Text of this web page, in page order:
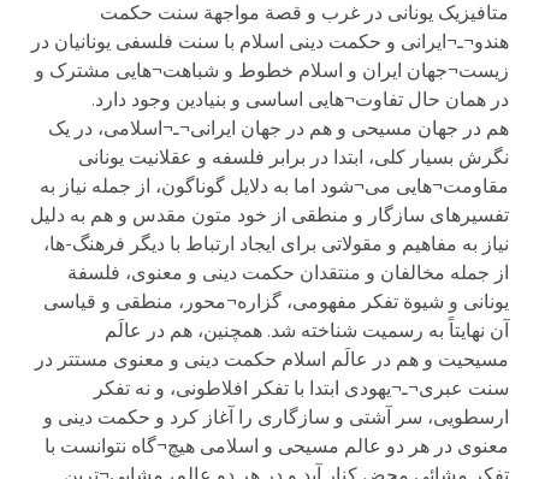
متافیزیک یونانی در غرب و قصة مواجهة سنت حکمت
هندو¬ـ¬ایرانی و حکمت دینی اسلام با سنت فلسفی یونانیان در
زیست¬جهان ایران و اسلام خطوط و شباهت¬هایی مشترک و
در همان حال تفاوت¬هایی اساسی و بنیادین وجود دارد.
هم در جهان مسیحی و هم در جهان ایرانی¬ـ¬اسلامی، در یک
نگرش بسیار کلی، ابتدا در برابر فلسفه و عقلانیت یونانی
مقاومت¬هایی می¬شود اما به دلایل گوناگون، از جمله نیاز به
تفسیرهای سازگار و منطقی از خود متون مقدس و هم به دلیل
نیاز به مفاهیم و مقولاتی برای ایجاد ارتباط با دیگر فرهنگ-ها،
از جمله مخالفان و منتقدان حکمت دینی و معنوی، فلسفة
یونانی و شیوة تفکر مفهومی، گزاره¬محور، منطقی و قیاسی
آن نهایتاً به رسمیت شناخته شد. همچنین، هم در عالَم
مسیحیت و هم در عالَم اسلام حکمت دینی و معنوی مستتر در
سنت عبری¬ـ¬یهودی ابتدا با تفکر افلاطونی، و نه تفکر
ارسطویی، سر آشتی و سازگاری را آغاز کرد و حکمت دینی و
معنوی در هر دو عالم مسیحی و اسلامی هیچ¬گاه نتوانست با